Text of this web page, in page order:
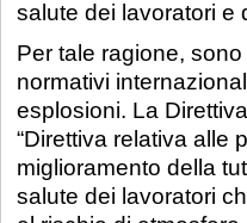
salute dei lavoratori e
Per tale ragione,
normativi
esplosioni. La
“Direttiva relativa alle
miglioramento della
salute dei lavoratori